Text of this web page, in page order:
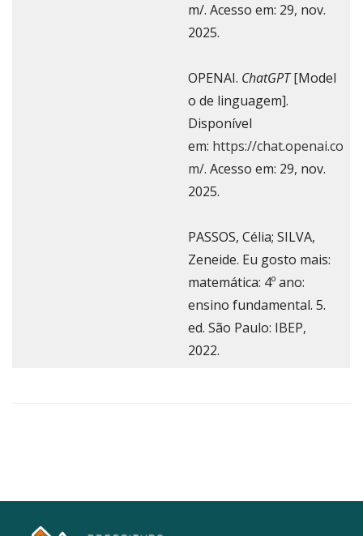
m/. Acesso em: 29, nov.
2025.
OPENAI. ChatGPT[Model
o de linguagem].
Disponível
em: https://chat.openai.co
m/. Acesso em: 29, nov.
2025.
PASSOS, Célia; SILVA,
Zeneide. Eu gosto mais:
matemática: 4º ano:
ensino fundamental. 5.
ed. São Paulo: IBEP,
2022.